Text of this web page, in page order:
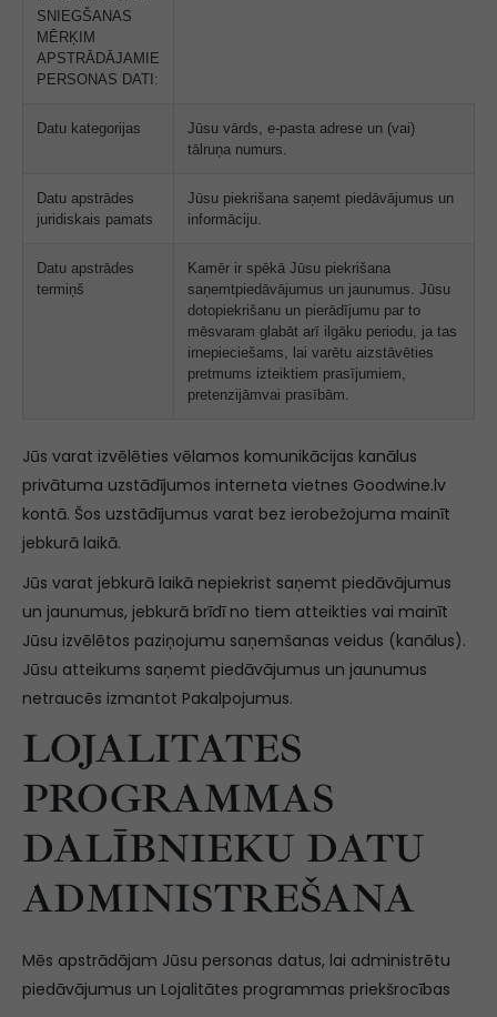
SNIEGŠANAS
MĒRĶIM
APSTRĀDĀJAMIE
PERSONAS DATI:
Datu kategorijas
Jūsu vārds, e-pasta adrese un (vai)
tālruņa numurs.
Datu apstrādes
juridiskais pamats
Jūsu piekrišana saņemt piedāvājumus un
informāciju.
Datu apstrādes
termiņš
Kamēr ir spēkā Jūsu piekrišana
saņemtpiedāvājumus un jaunumus. Jūsu
dotopiekrišanu un pierādījumu par to
mēsvaram glabāt arī ilgāku periodu, ja tas
irnepieciešams, lai varētu aizstāvēties
pretmums izteiktiem prasījumiem,
pretenzijāmvai prasībām.
Jūs varat izvēlēties vēlamos komunikācijas kanālus
privātuma uzstādījumos interneta vietnes Goodwine.lv
kontā. Šos uzstādījumus varat bez ierobežojuma mainīt
jebkurā laikā.
Jūs varat jebkurā laikā nepiekrist saņemt piedāvājumus
un jaunumus, jebkurā brīdī no tiem atteikties vai mainīt
Jūsu izvēlētos paziņojumu saņemšanas veidus (kanālus).
Jūsu atteikums saņemt piedāvājumus un jaunumus
netraucēs izmantot Pakalpojumus.
LOJALITATES
PROGRAMMAS
DALĪBNIEKU DATU
ADMINISTREŠANA
Mēs apstrādājam Jūsu personas datus, lai administrētu
piedāvājumus un Lojalitātes programmas priekšrocības